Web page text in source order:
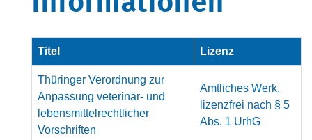
Titel Lizenz
Thüringer Verordnung zur
Anpassung veterinär- und
lebensmittelrechtlicher
Vorschriften
Amtliches Werk,
lizenzfrei nach § 5
Abs. 1 UrhG